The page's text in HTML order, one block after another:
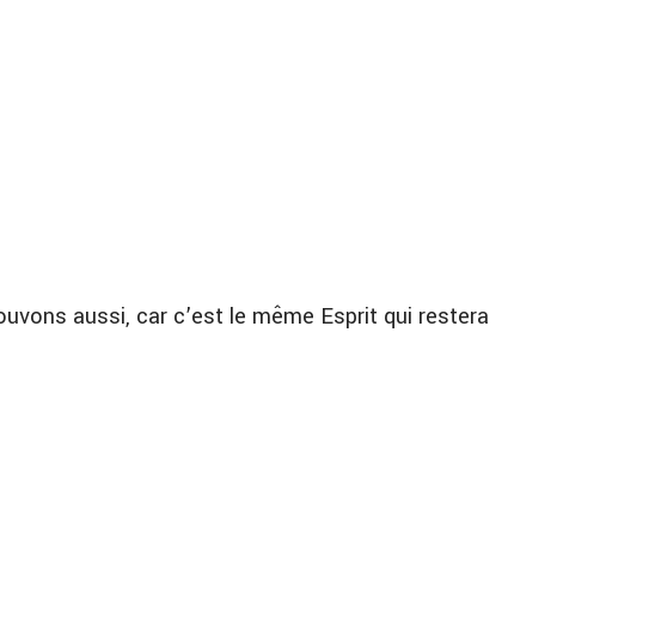
aussi, car c’est le même Esprit qui restera